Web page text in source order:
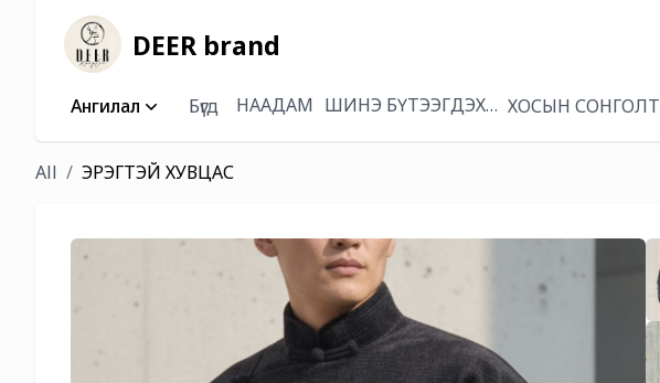
DEER brand
Ангилал Бүгд НААДАМ ШИНЭ БҮТЭЭГДЭХҮҮНХОСЫН СОНГОЛТ
All ЭРЭГТЭЙ ХУВЦАС